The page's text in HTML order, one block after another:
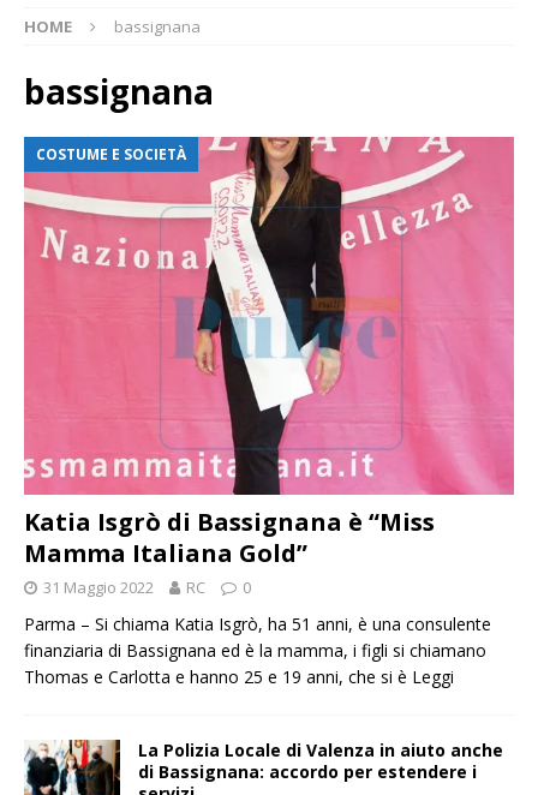
HOME bassignana
bassignana
COSTUME E SOCIETÀ
Katia Isgrò di Bassignana è “Miss
Mamma Italiana Gold”
31 Maggio 2022 RC 0
Parma – Si chiama Katia Isgrò, ha 51 anni, è una consulente
finanziaria di Bassignana ed è la mamma, i figli si chiamano
Thomas e Carlotta e hanno 25 e 19 anni, che si è Leggi
La Polizia Locale di Valenza in aiuto anche
di Bassignana: accordo per estendere i